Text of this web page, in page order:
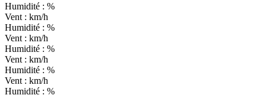
Humidité : %
Vent : km/h
Humidité : %
Vent : km/h
Humidité : %
Vent : km/h
Humidité : %
Vent : km/h
Humidité : %